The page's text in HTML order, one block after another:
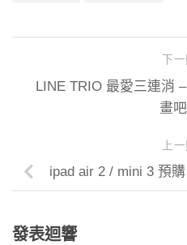
下
LINE TRIO 最愛三連消
畫
上
ipad air 2 / mini 3 預
發表迴響